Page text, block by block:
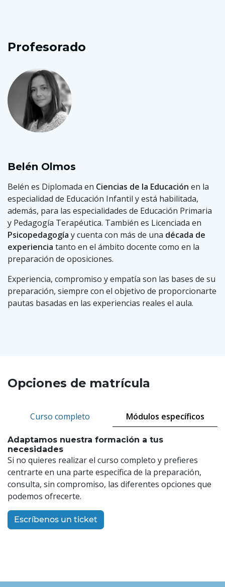
Profesorado
Belén Olmos
Belén es Diplomada en Ciencias de la Educación en la
especialidad de Educación Infantil y está habilitada,
además, para las especialidades de Educación Primaria
y Pedagogía Terapéutica. También es Licenciada en
Psicopedagogía y cuenta con más de una década de
experiencia tanto en el ámbito docente como en la
preparación de oposiciones.
Experiencia, compromiso y empatía son las bases de su
preparación, siempre con el objetivo de proporcionarte
pautas basadas en las experiencias reales el aula.
Opciones de matrícula
Curso completo Módulos específicos
Adaptamos nuestra formación a tus
necesidades
Si no quieres realizar el curso completo y prefieres
centrarte en una parte específica de la preparación,
consulta, sin compromiso, las diferentes opciones que
podemos ofrecerte.
Escríbenos un ticket